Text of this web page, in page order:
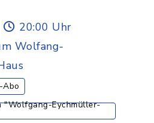
20:00 Uhr
Wolfang-
Abo
"Wolfgang-Eychmüller-